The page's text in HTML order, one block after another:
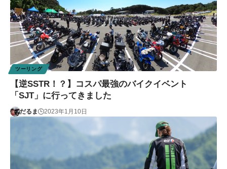
ツーリング
【逆SSTR！？】コスパ最強のバイクイベント
「SJT」に行ってきました
だるま 2023年1月10日